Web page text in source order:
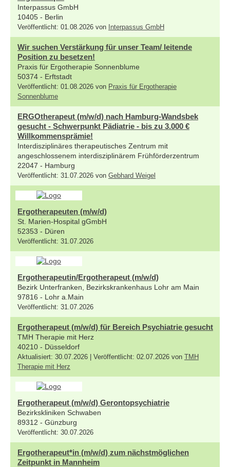
Interpassus GmbH
10405 - Berlin
Veröffentlicht: 01.08.2026 von Interpassus GmbH
Wir suchen Verstärkung für unser Team/ leitende
Position zu besetzen!
Praxis für Ergotherapie Sonnenblume
50374 - Erftstadt
Veröffentlicht: 01.08.2026 von Praxis für Ergotherapie
Sonnenblume
ERGOtherapeut (m/w/d) nach Hamburg-Wandsbek
gesucht - Schwerpunkt Pädiatrie - bis zu 3.000 €
Willkommensprämie!
Interdisziplinäres therapeutisches Zentrum mit
angeschlossenem interdisziplinärem Frühförderzentrum
22047 - Hamburg
Veröffentlicht: 31.07.2026 von Gebhard Weigel
Ergotherapeuten (m/w/d)
St. Marien-Hospital gGmbH
52353 - Düren
Veröffentlicht: 31.07.2026
Ergotherapeutin/Ergotherapeut (m/w/d)
Bezirk Unterfranken, Bezirkskrankenhaus Lohr am Main
97816 - Lohr a.Main
Veröffentlicht: 31.07.2026
Ergotherapeut (m/w/d) für Bereich Psychiatrie gesucht
TMH Therapie mit Herz
40210 - Düsseldorf
Aktualisiert: 30.07.2026 | Veröffentlicht: 02.07.2026 von TMH
Therapie mit Herz
Ergotherapeut (m/w/d) Gerontopsychiatrie
Bezirkskliniken Schwaben
89312 - Günzburg
Veröffentlicht: 30.07.2026
Ergotherapeut*in (m/w/d) zum nächstmöglichen
Zeitpunkt in Mannheim